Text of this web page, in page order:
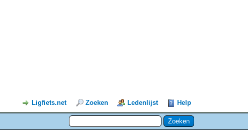
Ligfiets.net Zoeken Ledenlijst Help